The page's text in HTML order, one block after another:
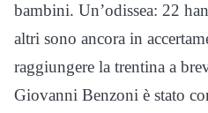
bambini. Un’odissea: 22
altri sono ancora in
raggiungere la trentina a
Giovanni Benzoni è stato